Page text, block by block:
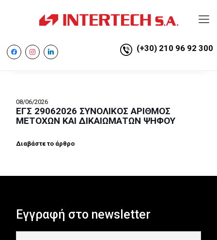
facebookinstagramlinkedin (+30) 210 96 92 300
08/06/2026
ΕΓΣ 29062026 ΣΥΝΟΛΙΚΟΣ ΑΡΙΘΜΟΣ
ΜΕΤΟΧΩΝ ΚΑΙ ΔΙΚΑΙΩΜΑΤΩΝ ΨΗΦΟΥ
Διαβάστε το άρθρο
Εγγραφή στο newsletter